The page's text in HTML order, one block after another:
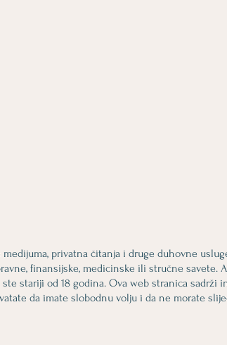
privatna čitanja i druge duhovne
finansijske, medicinske ili stručne savete.
stariji od 18 godina. Ova web stranica sadrži
da imate slobodnu volju i da ne morate